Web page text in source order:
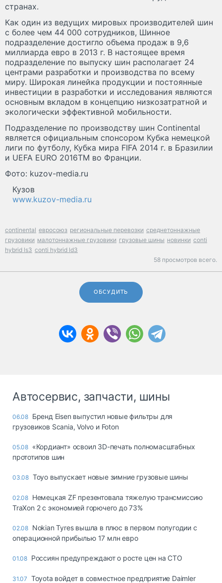
странах.
Как один из ведущих мировых производителей шин
с более чем 44 000 сотрудников, Шинное
подразделение достигло объема продаж в 9,6
миллиарда евро в 2013 г. В настоящее время
подразделение по выпуску шин располагает 24
центрами разработки и производства по всему
миру. Широкая линейка продукции и постоянные
инвестиции в разработки и исследования являются
основным вкладом в концепцию низкозатратной и
экологически эффективной мобильности.
Подразделение по производству шин Continental
является официальным спонсором Кубка немецкой
лиги по футболу, Кубка мира FIFA 2014 г. в Бразилии
и UEFA EURO 2016TM во Франции.
Фото: kuzov-media.ru
Кузов
www.kuzov-media.ru
continental евросоюз региональные перевозки среднетоннажные
грузовики малотоннажные грузовики грузовые шины новинки conti
hybrid ls3 conti hybrid ld3
58 просмотров всего.
ОБСУДИТЬ
Автосервис, запчасти, шины
06.08 Бренд Eisen выпустил новые фильтры для
грузовиков Scania, Volvo и Foton
05.08 «Кордиант» освоил 3D-печать полномасштабных
прототипов шин
03.08 Toyo выпускает новые зимние грузовые шины
02.08 Немецкая ZF презентовала тяжелую трансмиссию
TraXon 2 с экономией горючего до 73%
02.08 Nokian Tyres вышла в плюс в первом полугодии с
операционной прибылью 17 млн евро
01.08 Россиян предупреждают о росте цен на СТО
31.07 Toyota войдет в совместное предприятие Daimler